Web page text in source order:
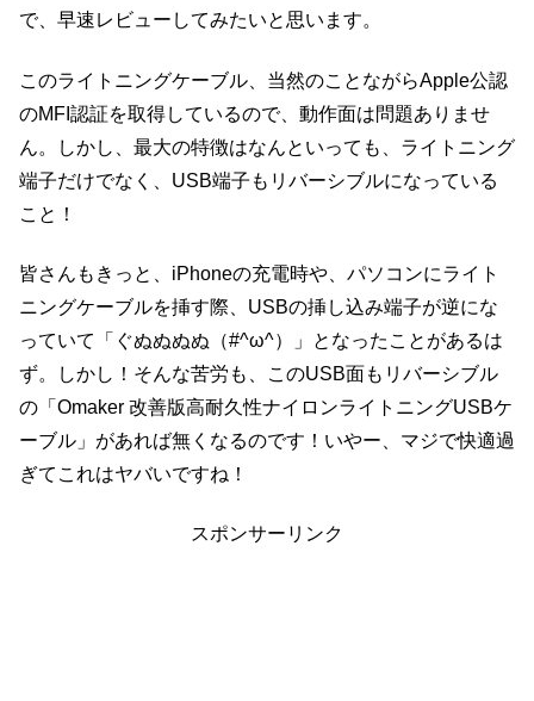
で、早速レビューしてみたいと思います。
このライトニングケーブル、当然のことながらApple公認
のMFI認証を取得しているので、動作面は問題ありませ
ん。しかし、最大の特徴はなんといっても、ライトニング
端子だけでなく、USB端子もリバーシブルになっている
こと！
皆さんもきっと、iPhoneの充電時や、パソコンにライト
ニングケーブルを挿す際、USBの挿し込み端子が逆にな
っていて「ぐぬぬぬぬ（#^ω^）」となったことがあるは
ず。しかし！そんな苦労も、このUSB面もリバーシブル
の「Omaker 改善版高耐久性ナイロンライトニングUSBケ
ーブル」があれば無くなるのです！いやー、マジで快適過
ぎてこれはヤバいですね！
スポンサーリンク